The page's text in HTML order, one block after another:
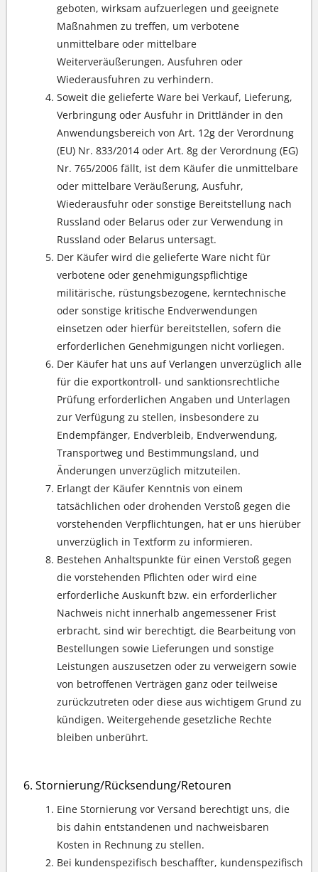
geboten, wirksam aufzuerlegen und geeignete
Maßnahmen zu treffen, um verbotene
unmittelbare oder mittelbare
Weiterveräußerungen, Ausfuhren oder
Wiederausfuhren zu verhindern.
Soweit die gelieferte Ware bei Verkauf, Lieferung,
Verbringung oder Ausfuhr in Drittländer in den
Anwendungsbereich von Art. 12g der Verordnung
(EU) Nr. 833/2014 oder Art. 8g der Verordnung (EG)
Nr. 765/2006 fällt, ist dem Käufer die unmittelbare
oder mittelbare Veräußerung, Ausfuhr,
Wiederausfuhr oder sonstige Bereitstellung nach
Russland oder Belarus oder zur Verwendung in
Russland oder Belarus untersagt.
Der Käufer wird die gelieferte Ware nicht für
verbotene oder genehmigungspflichtige
militärische, rüstungsbezogene, kerntechnische
oder sonstige kritische Endverwendungen
einsetzen oder hierfür bereitstellen, sofern die
erforderlichen Genehmigungen nicht vorliegen.
Der Käufer hat uns auf Verlangen unverzüglich alle
für die exportkontroll- und sanktionsrechtliche
Prüfung erforderlichen Angaben und Unterlagen
zur Verfügung zu stellen, insbesondere zu
Endempfänger, Endverbleib, Endverwendung,
Transportweg und Bestimmungsland, und
Änderungen unverzüglich mitzuteilen.
Erlangt der Käufer Kenntnis von einem
tatsächlichen oder drohenden Verstoß gegen die
vorstehenden Verpflichtungen, hat er uns hierüber
unverzüglich in Textform zu informieren.
Bestehen Anhaltspunkte für einen Verstoß gegen
die vorstehenden Pflichten oder wird eine
erforderliche Auskunft bzw. ein erforderlicher
Nachweis nicht innerhalb angemessener Frist
erbracht, sind wir berechtigt, die Bearbeitung von
Bestellungen sowie Lieferungen und sonstige
Leistungen auszusetzen oder zu verweigern sowie
von betroffenen Verträgen ganz oder teilweise
zurückzutreten oder diese aus wichtigem Grund zu
kündigen. Weitergehende gesetzliche Rechte
bleiben unberührt.
Stornierung/Rücksendung/Retouren
Eine Stornierung vor Versand berechtigt uns, die
bis dahin entstandenen und nachweisbaren
Kosten in Rechnung zu stellen.
Bei kundenspezifisch beschaffter, kundenspezifisch